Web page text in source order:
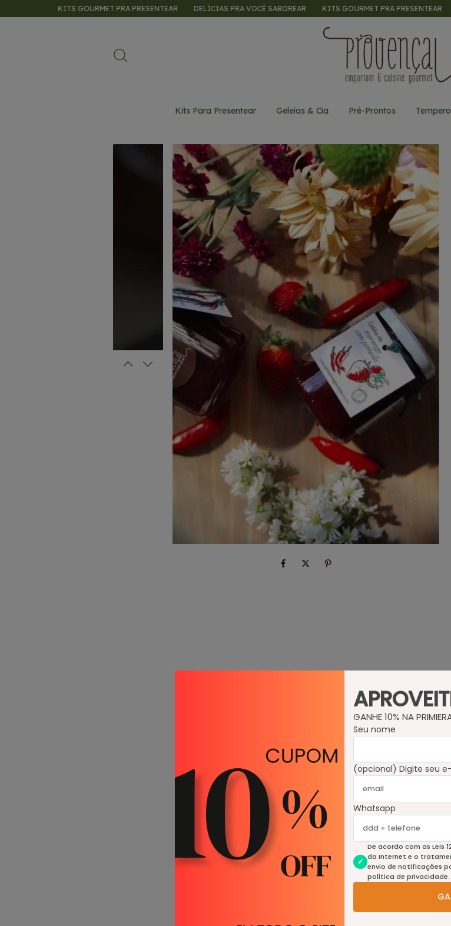
KITS GOURMET PRA PRESENTEAR DELÍCIAS PRA VOCÊ SABOREAR KITS GOURMET PRA PRESENTEAR DELÍCIAS
Kits Para Presentear Geleias & Cia Pré-Prontos
Produtos
GANHE 10% NA
Seu nome
(opcional) Digite seu
Whatsapp
De acordo com as Leis
da Internet e o
envio de notificações
política de privacidade.